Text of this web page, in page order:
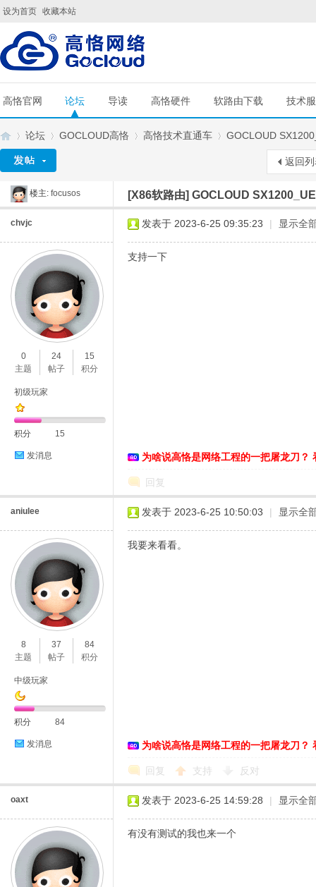
设为首页 收藏本站
高恪官网 论坛 导读 高恪硬件 软路由下载 技术
»
论坛
›
GOCLOUD高恪
›
高恪技术直通车
›
GOCLOUD
返回
楼主: focusos [X86软路由] GOCLOUD
chvjc
0
主题
24
帖子
15
积分
初级玩家
积分 15
发消息
发表于 2023-6-25 09:35:23 | 显示全
支持一下
为啥说高恪是网络工程的一把屠龙刀？
回复
aniulee
8
主题
37
帖子
84
积分
中级玩家
积分 84
发消息
发表于 2023-6-25 10:50:03 | 显示全
我要来看看。
为啥说高恪是网络工程的一把屠龙刀？
回复 支持 反对
oaxt 发表于 2023-6-25 14:59:28 | 显示全
有没有测试的我也来一个